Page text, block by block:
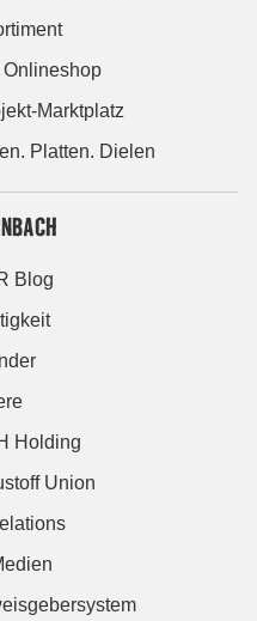
Onlineshop
Marktplatz
Platten. Dielen
Blog
Holding
Union